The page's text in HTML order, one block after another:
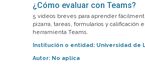
¿Cómo evaluar con Teams?
5 vídeos breves para aprender
pizarra, tareas, formularios y calificación
herramienta Teams.
Institución o entidad: Universidad de
Autor: No aplica